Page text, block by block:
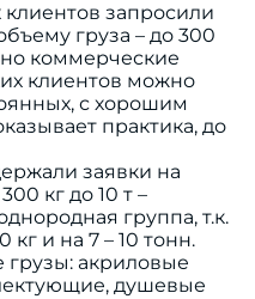
клиентов запросили
груза – до 300
коммерческие
клиентов можно
с хорошим
практика, до
заявки на
кг до 10 т –
группа, т.к.
кг и на 7 – 10 тонн.
акриловые
душевые